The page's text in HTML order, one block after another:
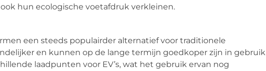
hun ecologische voetafdruk verkleinen.
een steeds populairder alternatief voor traditionele
en kunnen op de lange termijn goedkoper zijn in gebruik
laadpunten voor EV’s, wat het gebruik ervan nog